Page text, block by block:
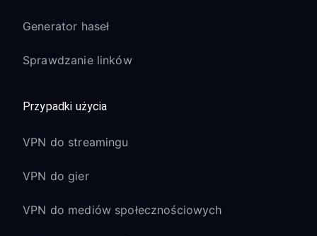
Generator haseł
Sprawdzanie linków
Przypadki użycia
VPN do streamingu
VPN do gier
VPN do mediów społecznościowych